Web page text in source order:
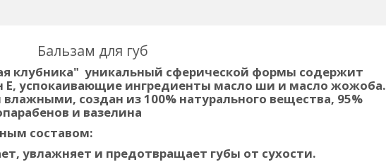
Бальзам для губ
клубника" уникальный сферической формы содержит
Е, успокаивающие ингредиенты масло ши и масло жожоба.
создан из 100% натурального вещества, 95%
и вазелина
составом:
увлажняет и предотвращает губы от сухости.